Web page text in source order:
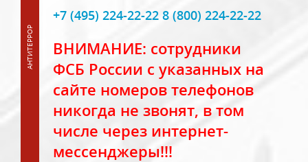
+7 (495) 224-22-22 8 (800) 224-22-22
ВНИМАНИЕ: сотрудники
ФСБ России с указанных на
сайте номеров телефонов
никогда не звонят, в том
числе через интернет-
мессенджеры!!!